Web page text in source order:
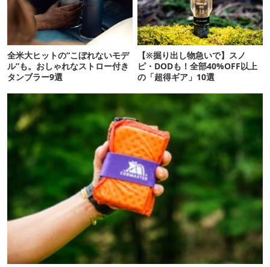
全米大ヒットの“こぼれないモデ
ル”も。おしゃれなストロー付き
タンブラー9選
【※掘り出し物急いで】スノ
ピ・DODも！全部40%OFF以上
の「超得ギア」10選